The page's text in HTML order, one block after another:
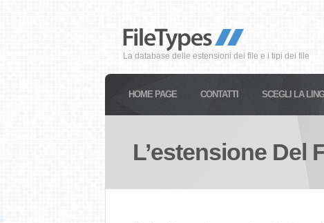
La database delle estensioni dei file e i tipi dei file
HOME PAGE CONTATTI SCEGLI LA
L’estensione Del